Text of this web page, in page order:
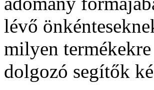
lévő
milyen
dolgozó segítők